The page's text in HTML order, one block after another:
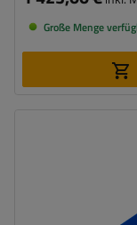
Große Menge